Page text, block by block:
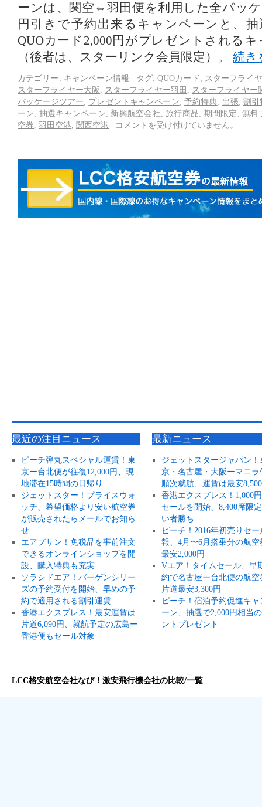
ーンは、関空⇔羽田便を利用した全パッ
円引きで予約出来るキャンペーンと、抽
QUOカード2,000円がプレゼントされる
（後者は、スターリンク会員限定）。 続
カテゴリー: キャンペーン情報 | タグ: QUOカード
スターフライ
スターフライヤー大阪
スターフライヤー羽田
スターフライヤー
パッケージツアー
プレゼントキャンペーン 予約特典 出張, 割引
ーン
抽選キャンペーン 新興航空会社 ,旅行商品 期間限定
無料
空券 羽田空港 関西空港 | コメントを受け付けていません。
最近の注目ニュース
ピーチ弾丸スペシャル運賃！東
京ー台北便が往復12,000円、現
地滞在15時間の日帰り
ジェットスター！プライスウォ
ッチ、希望価格より安い航空券
が販売されたらメールでお知ら
せ
エアプサン！免税品を事前注文
できるオンラインショップを開
設、購入特典も充実
ソラシドエア！バーゲンシリー
ズの予約受付を開始、早めの予
約で適用される割引運賃
香港エクスプレス！最安運賃は
片道6,090円、就航予定の広島ー
香港便もセール対象
最新ニュース
ジェットスタージャパン！
京・名古屋・大阪ーマニラ
順次就航、運賃は最安
香港エクスプレス！1,000
セールを開始、8,400席限
い者勝ち
ピーチ！2016年初売りセー
報、4月〜6月搭乗分の航空
最安2,000円
Vエア！タイムセール、早
約で名古屋ー台北便の航空
片道最安3,300円
ピーチ！宿泊予約促進キャ
ーン、抽選で2,000円相当
ントプレゼント
LCC格安航空会社なび！激安飛行機会社の比較/一覧